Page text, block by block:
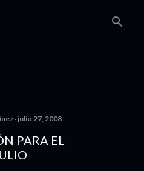
julio 27, 2008
PARA EL